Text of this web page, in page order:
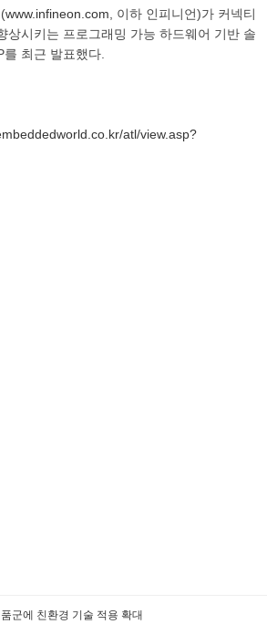
www.infineon.com , 이하 인피니언)가 커넥티
상시키는 프로그래밍 가능 하드웨어 기반 솔
최근 발표했다.
atl/view.asp?
군에 친환경 기술 적용 확대